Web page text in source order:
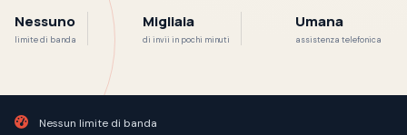
Nessuno
limite di banda
Migliaia
di invii in pochi minuti
Umana
assistenza telefonica
Nessun limite di banda